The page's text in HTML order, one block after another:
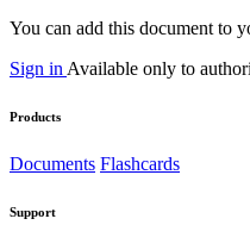
You can add this document to
Sign in Available only to
Products
Documents Flashcards
Support